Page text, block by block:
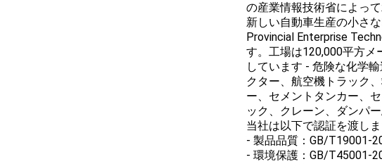
の産業情報技術省によっ
新しい自動車生産の小さ
Provincial Enterprise
す。工場は120,000平方メ
しています - 危険な化学
クター、航空機トラック
ー、セメントタンカー、
ック、クレーン、ダンパ
当社は以下で認証を渡しま
- 製品品質：GB/T19001-
- 環境保護：GB/T45001-